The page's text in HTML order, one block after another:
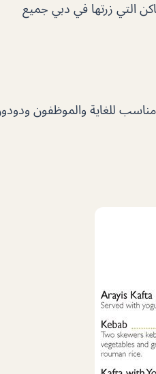
التي زرتها في دبي جميع
للغاية والموظفون